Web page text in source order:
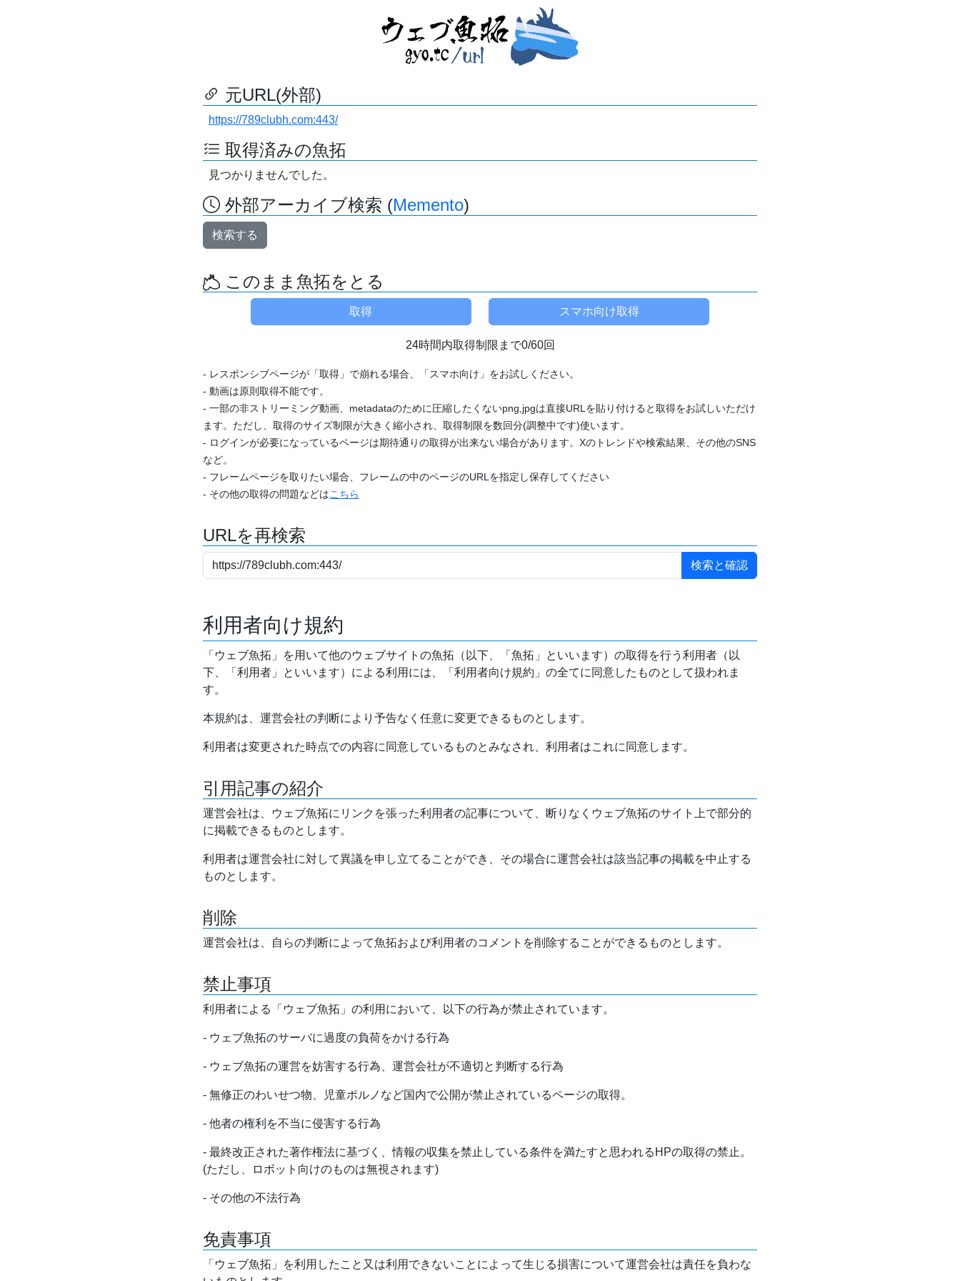
元URL(外部)
https://789clubh.com:443/
取得済みの魚拓
見つかりませんでした。
外部アーカイブ検索 (Memento)
検索する
このまま魚拓をとる
24時間内取得制限まで0/60回
- レスポンシブページが「取得」で崩れる場合、「スマホ向け」をお試しください。
- 動画は原則取得不能です。
- 一部の非ストリーミング動画、metadataのために圧縮したくないpng,jpgは直接URLを貼り付けると取得をお試しいただけ
ます。ただし、取得のサイズ制限が大きく縮小され、取得制限を数回分(調整中です)使います。
- ログインが必要になっているページは期待通りの取得が出来ない場合があります。Xのトレンドや検索結果、その他のSNS
など。
- フレームページを取りたい場合、フレームの中のページのURLを指定し保存してください
- その他の取得の問題などはこちら
URLを再検索
利用者向け規約
「ウェブ魚拓」を用いて他のウェブサイトの魚拓（以下、「魚拓」といいます）の取得を行う利用者（以
下、「利用者」といいます）による利用には、「利用者向け規約」の全てに同意したものとして扱われま
す。
本規約は、運営会社の判断により予告なく任意に変更できるものとします。
利用者は変更された時点での内容に同意しているものとみなされ、利用者はこれに同意します。
引用記事の紹介
運営会社は、ウェブ魚拓にリンクを張った利用者の記事について、断りなくウェブ魚拓のサイト上で部分的
に掲載できるものとします。
利用者は運営会社に対して異議を申し立てることができ、その場合に運営会社は該当記事の掲載を中止する
ものとします。
削除
運営会社は、自らの判断によって魚拓および利用者のコメントを削除することができるものとします。
禁止事項
利用者による「ウェブ魚拓」の利用において、以下の行為が禁止されています。
- ウェブ魚拓のサーバに過度の負荷をかける行為
- ウェブ魚拓の運営を妨害する行為、運営会社が不適切と判断する行為
- 無修正のわいせつ物、児童ポルノなど国内で公開が禁止されているページの取得。
- 他者の権利を不当に侵害する行為
- 最終改正された著作権法に基づく、情報の収集を禁止している条件を満たすと思われるHPの取得の禁止。
(ただし、ロボット向けのものは無視されます)
- その他の不法行為
免責事項
「ウェブ魚拓」を利用したこと又は利用できないことによって生じる損害について運営会社は責任を負わな